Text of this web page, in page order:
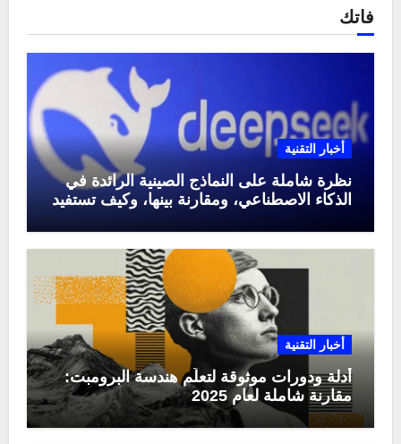
فاتك
أخبار التقنية
نظرة شاملة على النماذج الصينية الرائدة في
الذكاء الاصطناعي، ومقارنة بينها، وكيف تستفيد
أخبار التقنية
أدلة ودورات موثوقة لتعلّم هندسة البرومبت:
مقارنة شاملة لعام 2025